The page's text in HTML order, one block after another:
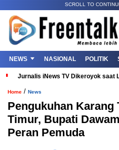
SCROLL TO
NEWS NASIONAL POLITIK
Jurnalis iNews TV Dikeroyok saat
Home / News
Pengukuhan Karang
Timur, Bupati
Peran Pemuda